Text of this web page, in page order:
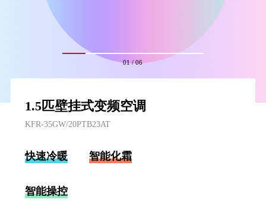
01/06
1.5匹壁挂式变频空调
KFR-35GW/20PTB23AT
快速冷暖 智能化霜
智能操控